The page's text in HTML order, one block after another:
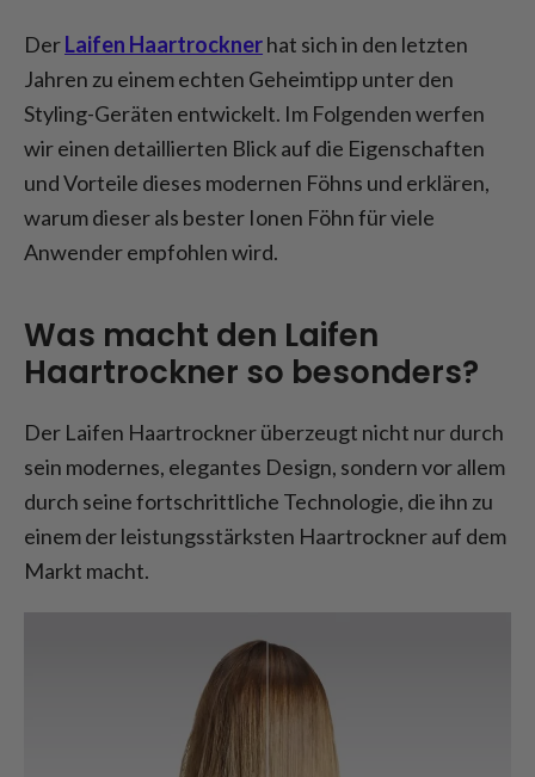
DerLaifen Haartrocknerhat sich in den letzten
Jahren zu einem echten Geheimtipp unter den
Styling-Geräten entwickelt. Im Folgenden werfen
wir einen detaillierten Blick auf die Eigenschaften
und Vorteile dieses modernen Föhns und erklären,
warum dieser als bester Ionen Föhn für viele
Anwender empfohlen wird.
Was macht den Laifen
Haartrockner so besonders?
Der Laifen Haartrockner überzeugt nicht nur durch
sein modernes, elegantes Design, sondern vor allem
durch seine fortschrittliche Technologie, die ihn zu
einem der leistungsstärksten Haartrockner auf dem
Markt macht.